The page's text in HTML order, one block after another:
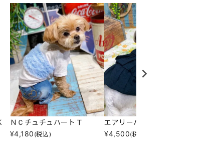
ＮＣチュチュハートＴ
¥4,180 (税込)
エアリーバルーンＯＰ
¥4,500(税込)